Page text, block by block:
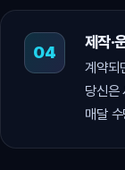
제작·
계약되
당신은
매달